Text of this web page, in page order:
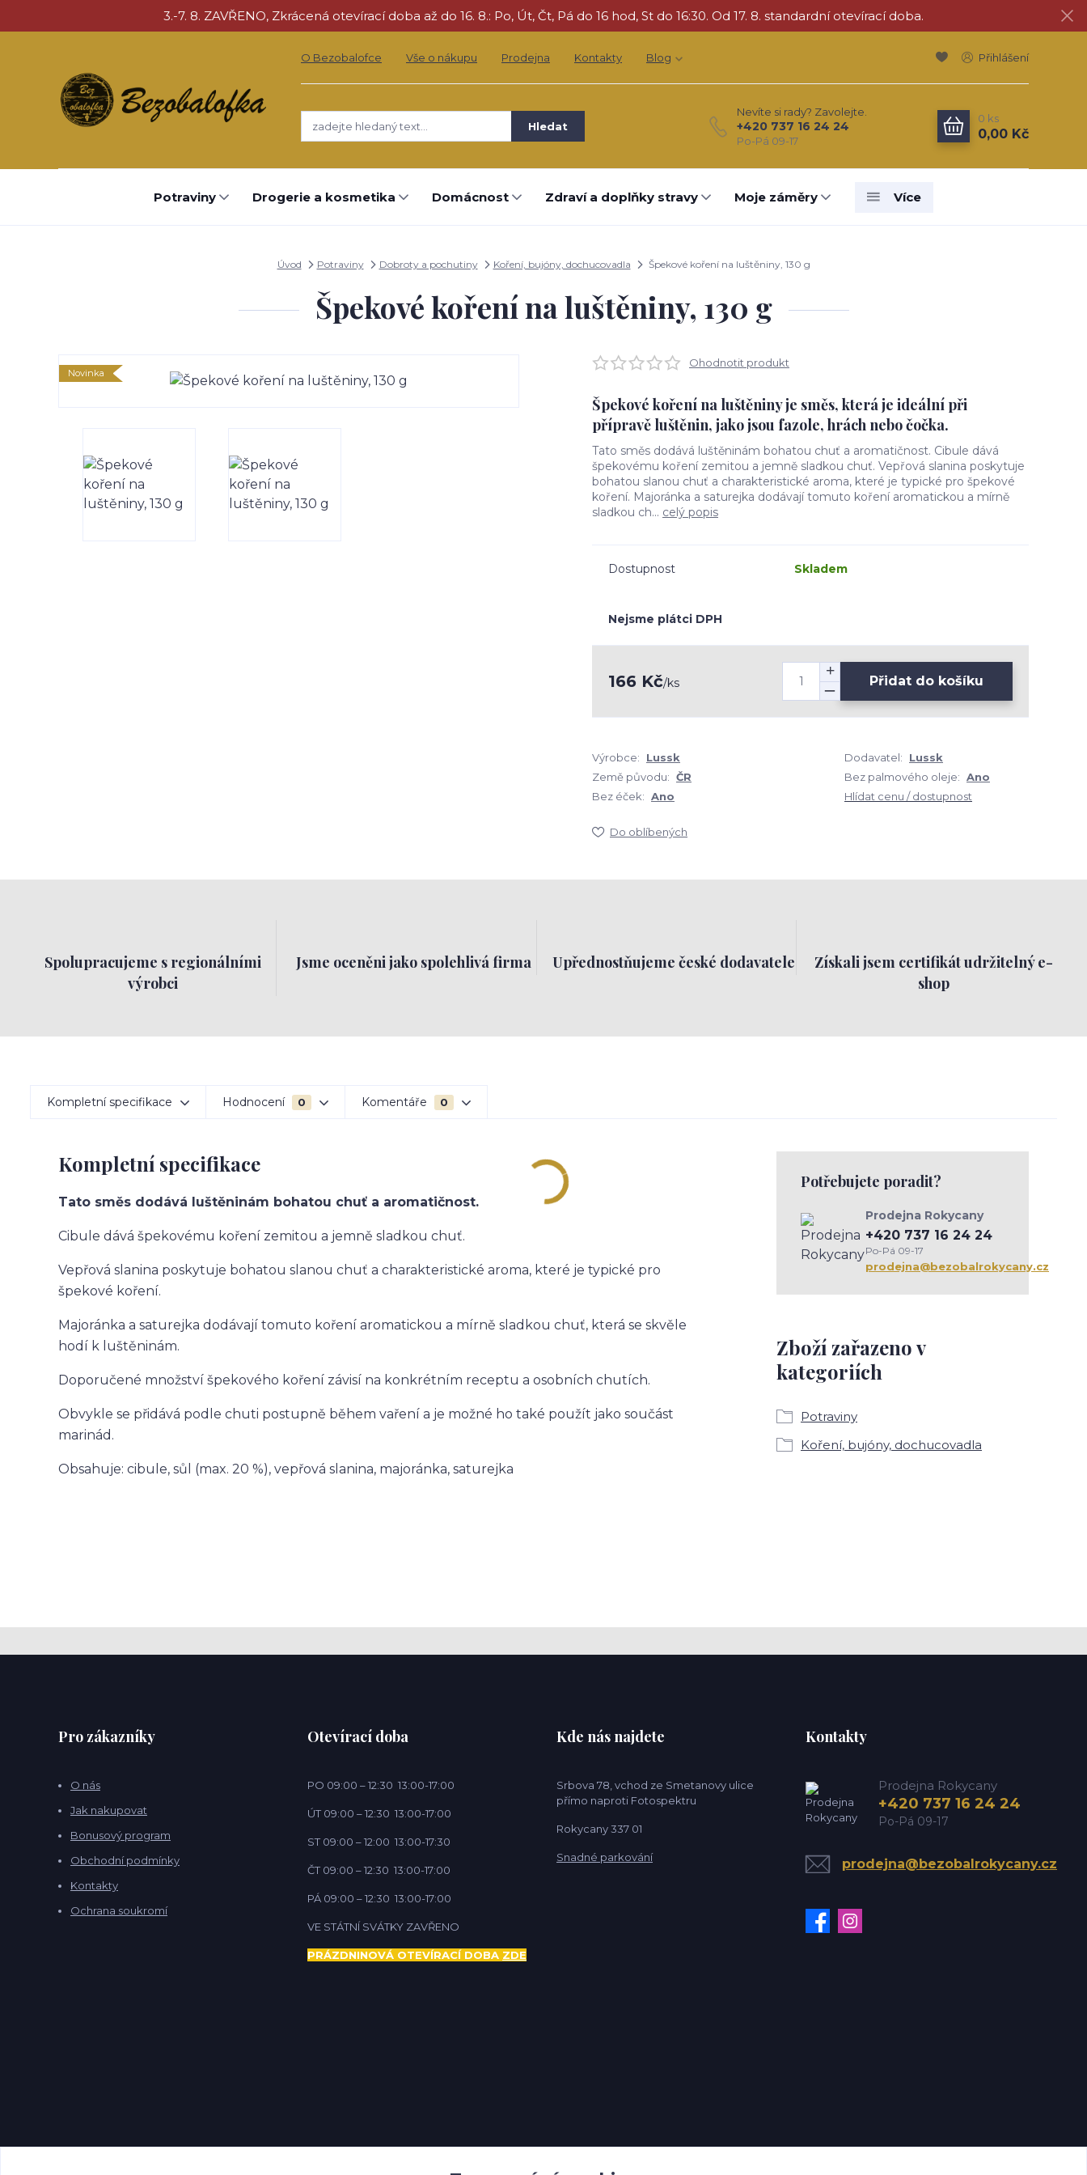
3.-7. 8. ZAVŘENO, Zkrácená otevírací doba až do 16. 8.: Po, Út, Čt, Pá do 16 hod, St do 16:30. Od 17. 8. standardní otevírací doba.
O Bezobalofce Vše o nákupu Prodejna Kontakty Blog Přihlášení
Hledat
Nevíte si rady? Zavolejte.
+420 737 16 24 24
Po-Pá 09-17
0 ks
0,00 Kč
Potraviny Drogerie a kosmetika Domácnost Zdraví a doplňky stravy Moje záměry Více
Úvod Potraviny Dobroty a pochutiny Koření, bujóny, dochucovadla Špekové koření na luštěniny, 130 g
Špekové koření na luštěniny, 130 g
Novinka
Ohodnotit produkt
Špekové koření na luštěniny je směs, která je ideální při
přípravě luštěnin, jako jsou fazole, hrách nebo čočka.
Tato směs dodává luštěninám bohatou chuť a aromatičnost. Cibule dává
špekovému koření zemitou a jemně sladkou chuť. Vepřová slanina poskytuje
bohatou slanou chuť a charakteristické aroma, které je typické pro špekové
koření. Majoránka a saturejka dodávají tomuto koření aromatickou a mírně
sladkou ch... celý popis
Dostupnost Skladem
Nejsme plátci DPH
166 Kč/ks Přidat do košíku
Výrobce: Lussk Dodavatel:
Lussk
Země původu: ČR Bez palmového oleje: Ano
Bez éček: Ano Hlídat cenu / dostupnost
Do oblíbených
Spolupracujeme s regionálními
výrobci
Jsme oceněni jako spolehlivá firma Upřednostňujeme české dodavatele
Získali jsem certifikát udržitelný e-
shop
Kompletní specifikace Hodnocení 0 Komentáře 0
Kompletní specifikace
Tato směs dodává luštěninám bohatou chuť a aromatičnost.
Cibule dává špekovému koření zemitou a jemně sladkou chuť.
Vepřová slanina poskytuje bohatou slanou chuť a charakteristické aroma, které je typické pro
špekové koření.
Majoránka a saturejka dodávají tomuto koření aromatickou a mírně sladkou chuť, která se skvěle
hodí k luštěninám.
Doporučené množství špekového koření závisí na konkrétním receptu a osobních chutích.
Obvykle se přidává podle chuti postupně během vaření a je možné ho také použít jako součást
marinád.
Obsahuje: cibule, sůl (max. 20 %), vepřová slanina, majoránka, saturejka
Zboží zařazeno v
kategoriích
Potraviny
Koření, bujóny, dochucovadla
Potřebujete poradit?
Prodejna Rokycany
+420 737 16 24 24
Po-Pá 09-17
prodejna@bezobalrokycany.cz
Pro zákazníky
O nás
Jak nakupovat
Bonusový program
Obchodní podmínky
Kontakty
Ochrana soukromí
Otevírací doba
PO 09:00 – 12:30 13:00-17:00
ÚT 09:00 – 12:30 13:00-17:00
ST 09:00 – 12:00 13:00-17:30
ČT 09:00 – 12:30 13:00-17:00
PÁ 09:00 – 12:30 13:00-17:00
VE STÁTNÍ SVÁTKY ZAVŘENO
PRÁZDNINOVÁ OTEVÍRACÍ DOBA ZDE
Kde nás najdete
Srbova 78, vchod ze Smetanovy ulice
přímo naproti Fotospektru
Rokycany 337 01
Snadné parkování
Kontakty
Prodejna Rokycany
+420 737 16 24 24
Po-Pá 09-17
prodejna@bezobalrokycany.cz